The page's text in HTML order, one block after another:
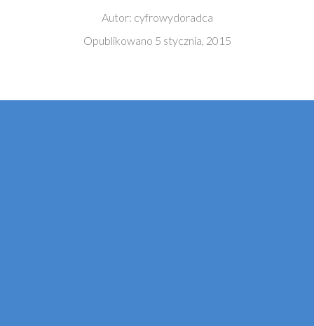
Autor: cyfrowydoradca
Opublikowano 5 stycznia, 2015